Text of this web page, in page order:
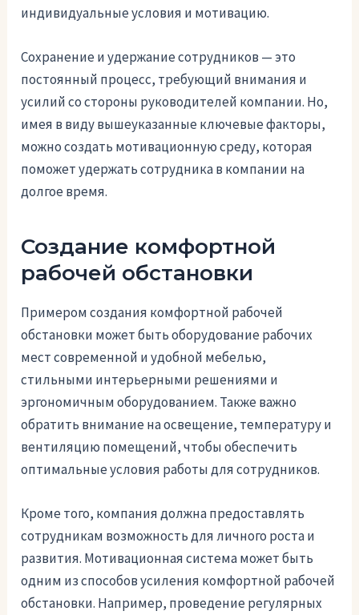
индивидуальные условия и мотивацию.
Сохранение и удержание сотрудников — это
постоянный процесс, требующий внимания и
усилий со стороны руководителей компании. Но,
имея в виду вышеуказанные ключевые факторы,
можно создать мотивационную среду, которая
поможет удержать сотрудника в компании на
долгое время.
Создание комфортной
рабочей обстановки
Примером создания комфортной рабочей
обстановки может быть оборудование рабочих
мест современной и удобной мебелью,
стильными интерьерными решениями и
эргономичным оборудованием. Также важно
обратить внимание на освещение, температуру и
вентиляцию помещений, чтобы обеспечить
оптимальные условия работы для сотрудников.
Кроме того, компания должна предоставлять
сотрудникам возможность для личного роста и
развития. Мотивационная система может быть
одним из способов усиления комфортной рабочей
обстановки. Например, проведение регулярных